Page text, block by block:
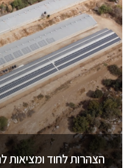
הצהרות לחוד ומציאות